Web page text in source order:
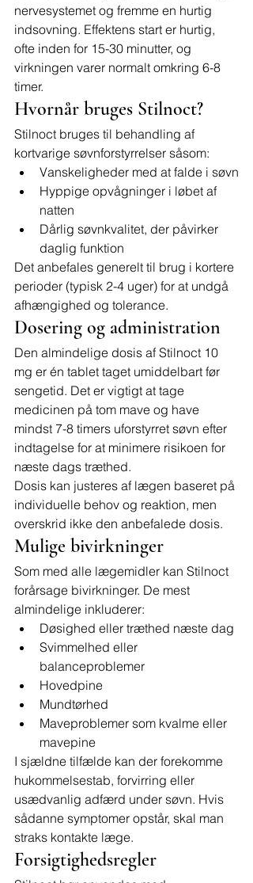
nervesystemet og fremme en hurtig
indsovning. Effektens start er hurtig,
ofte inden for 15-30 minutter, og
virkningen varer normalt omkring 6-8
timer.
Hvornår bruges Stilnoct?
Stilnoct bruges til behandling af
kortvarige søvnforstyrrelser såsom:
Vanskeligheder med at falde i søvn
Hyppige opvågninger i løbet af
natten
Dårlig søvnkvalitet, der påvirker
daglig funktion
Det anbefales generelt til brug i kortere
perioder (typisk 2-4 uger) for at undgå
afhængighed og tolerance.
Dosering og administration
Den almindelige dosis af Stilnoct 10
mg er én tablet taget umiddelbart før
sengetid. Det er vigtigt at tage
medicinen på tom mave og have
mindst 7-8 timers uforstyrret søvn efter
indtagelse for at minimere risikoen for
næste dags træthed.
Dosis kan justeres af lægen baseret på
individuelle behov og reaktion, men
overskrid ikke den anbefalede dosis.
Mulige bivirkninger
Som med alle lægemidler kan Stilnoct
forårsage bivirkninger. De mest
almindelige inkluderer:
Døsighed eller træthed næste dag
Svimmelhed eller
balanceproblemer
Hovedpine
Mundtørhed
Maveproblemer som kvalme eller
mavepine
I sjældne tilfælde kan der forekomme
hukommelsestab, forvirring eller
usædvanlig adfærd under søvn. Hvis
sådanne symptomer opstår, skal man
straks kontakte læge.
Forsigtighedsregler